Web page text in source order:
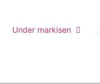
Under markisen